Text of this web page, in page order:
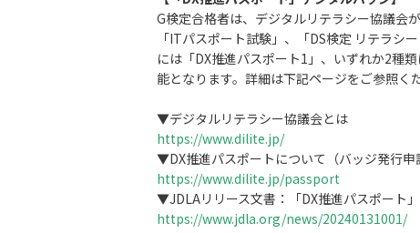
G検定合格者は、デジタルリテラシー協議会
「ITパスポート試験」、「DS検定 リテラ
には「DX推進パスポート1」、いずれか2種
能となります。詳細は下記ページをご参照く
▼デジタルリテラシー協議会とは
https://www.dilite.jp/
▼DX推進パスポートについて（バッジ発行申
https://www.dilite.jp/passport
▼JDLAリリース文書：「DX推進パスポート
https://www.jdla.org/news/20240131001/